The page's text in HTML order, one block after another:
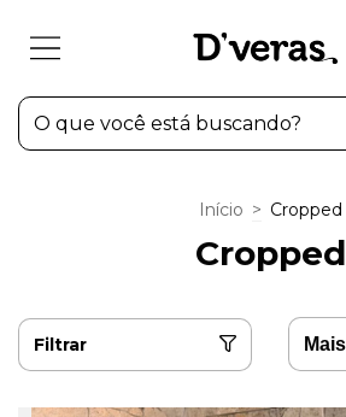
Início > Cropped
Cropped
Filtrar